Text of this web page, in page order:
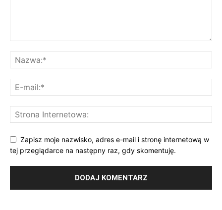
Zapisz moje nazwisko, adres e-mail i stronę internetową w
tej przeglądarce na następny raz, gdy skomentuję.